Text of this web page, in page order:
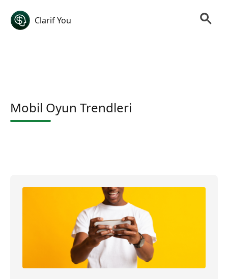
Clarif You
Mobil Oyun Trendleri